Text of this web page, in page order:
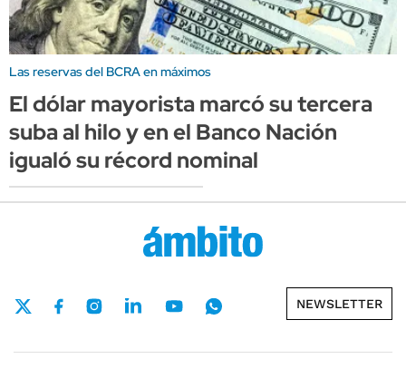
Las reservas del BCRA en máximos
El dólar mayorista marcó su tercera
suba al hilo y en el Banco Nación
igualó su récord nominal
NEWSLETTER